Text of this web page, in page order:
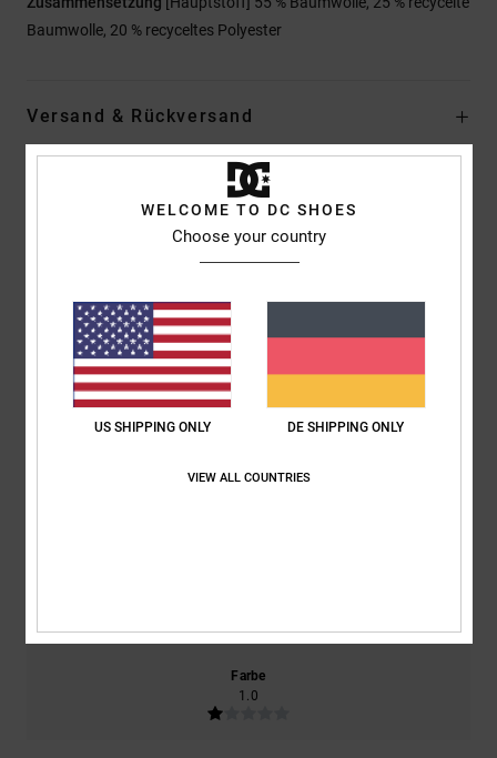
Baumwolle, 20 % recyceltes Polyester
Versand & Rückversand
Kundenbewertungen
1.0
0% unserer Kunden empfehlen dieses Produkt
Farbe
1.0
WELCOME TO DC SHOES
Choose your country
US SHIPPING ONLY DE SHIPPING ONLY
VIEW ALL COUNTRIES